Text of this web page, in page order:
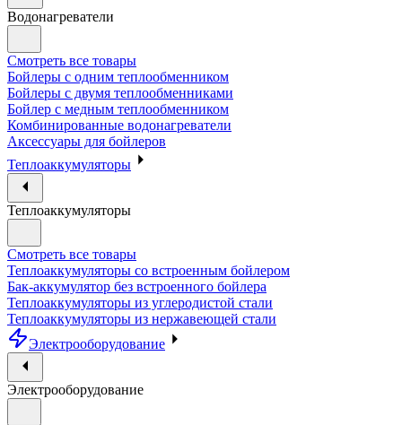
Водонагреватели
Смотреть все товары
Бойлеры с одним теплообменником
Бойлеры с двумя теплообменниками
Бойлер с медным теплообменником
Комбинированные водонагреватели
Аксессуары для бойлеров
Теплоаккумуляторы
Теплоаккумуляторы
Смотреть все товары
Теплоаккумуляторы со встроенным бойлером
Бак-аккумулятор без встроенного бойлера
Теплоаккумуляторы из углеродистой стали
Теплоаккумуляторы из нержавеющей стали
Электрооборудование
Электрооборудование